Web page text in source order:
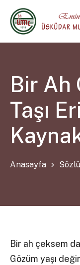
Bir Ah
Taşı
Anasayfa
Bir ah çeksem
Gözüm yaşı